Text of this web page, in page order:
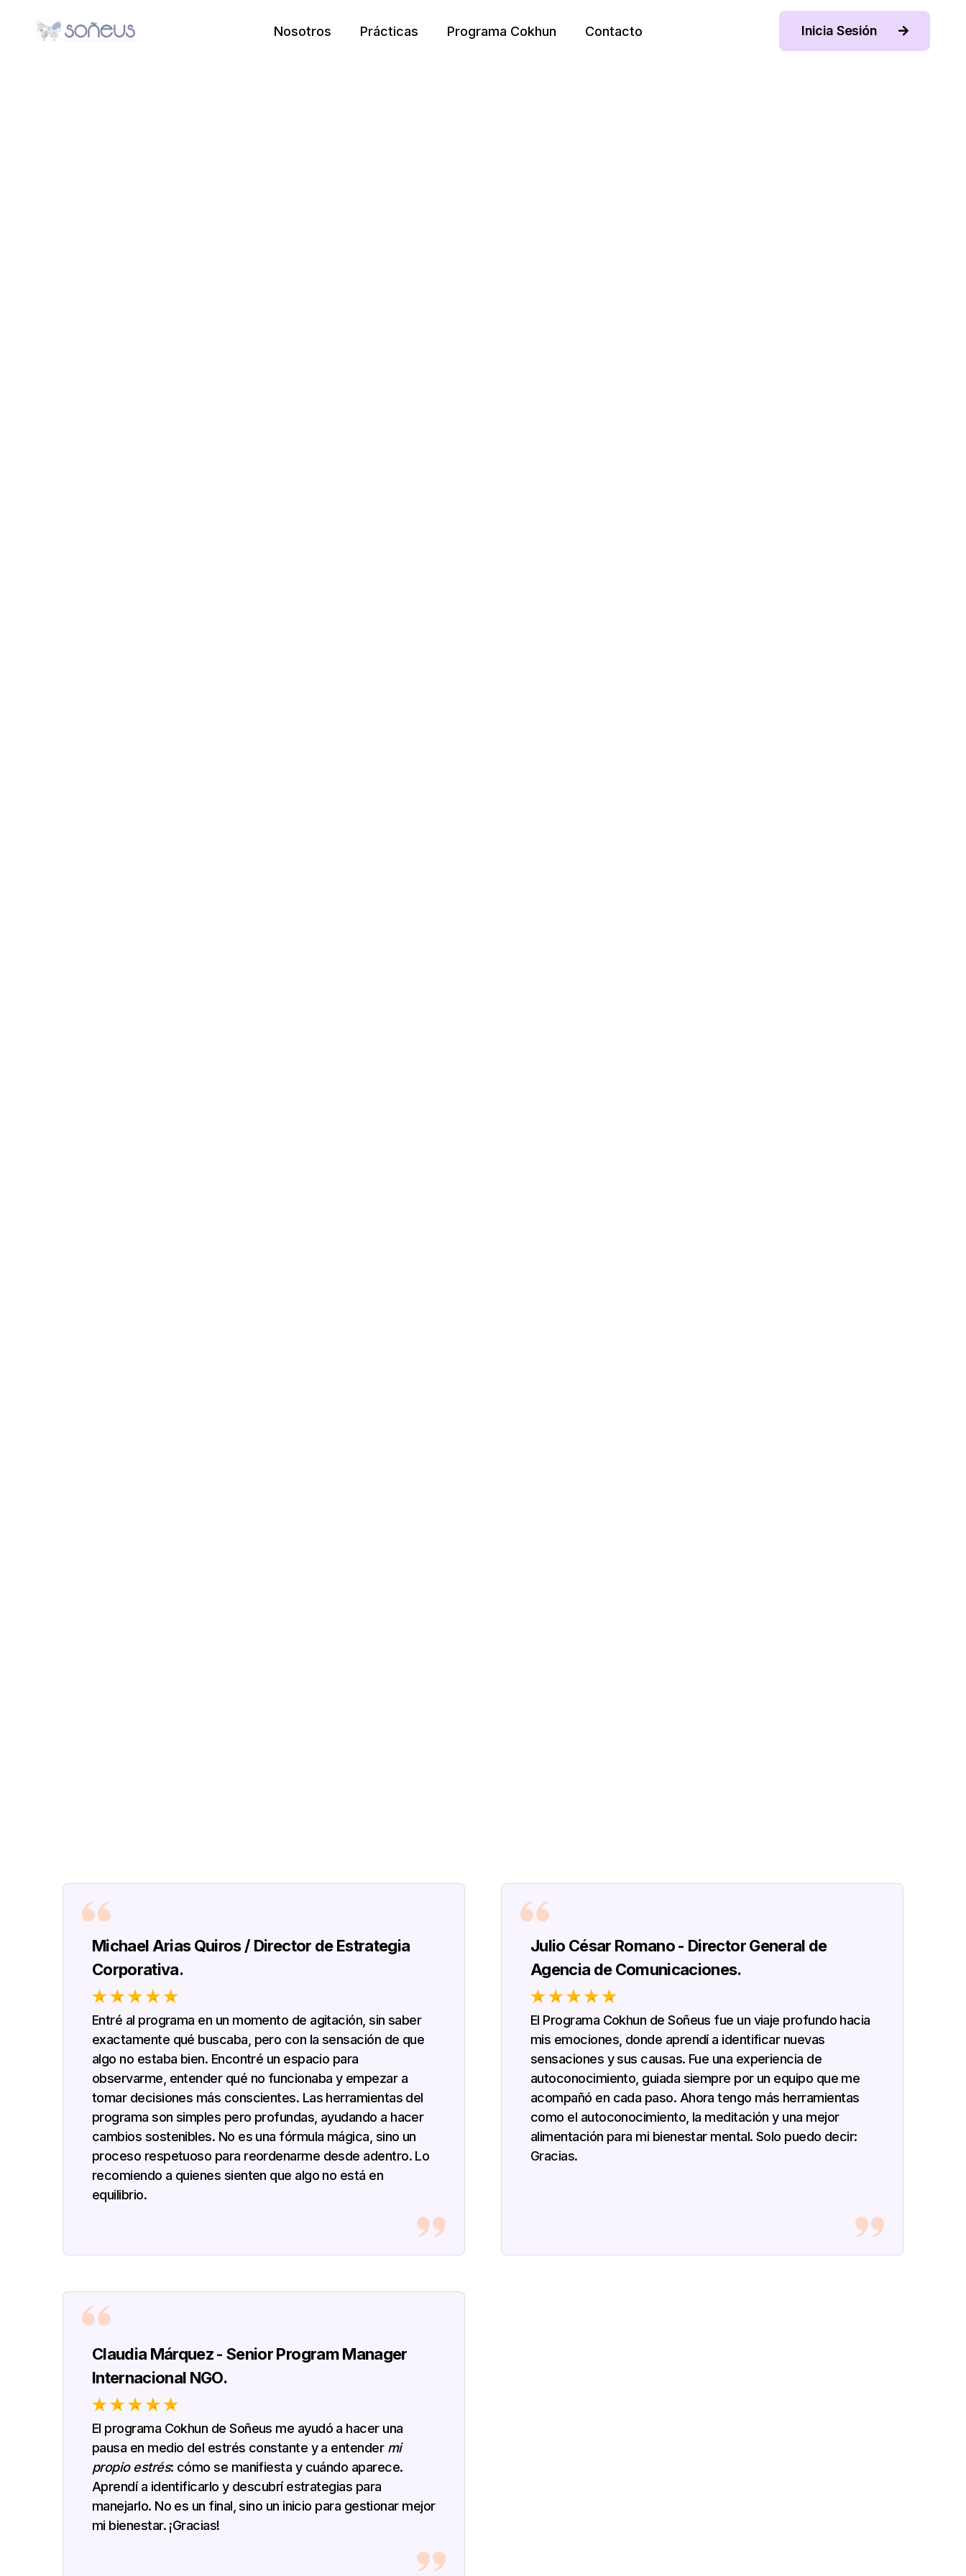
Nosotros Prácticas Programa Cokhun Contacto Inicia Sesión 
Michael Arias Quiros / Director de Estrategia
Corporativa.
Entré al programa en un momento de agitación, sin saber
exactamente qué buscaba, pero con la sensación de que
algo no estaba bien. Encontré un espacio para
observarme, entender qué no funcionaba y empezar a
tomar decisiones más conscientes. Las herramientas del
programa son simples pero profundas, ayudando a hacer
cambios sostenibles. No es una fórmula mágica, sino un
proceso respetuoso para reordenarme desde adentro. Lo
recomiendo a quienes sienten que algo no está en
equilibrio.
Julio César Romano - Director General de
Agencia de Comunicaciones.
El Programa Cokhun de Soñeus fue un viaje profundo hacia
mis emociones, donde aprendí a identificar nuevas
sensaciones y sus causas. Fue una experiencia de
autoconocimiento, guiada siempre por un equipo que me
acompañó en cada paso. Ahora tengo más herramientas
como el autoconocimiento, la meditación y una mejor
alimentación para mi bienestar mental. Solo puedo decir:
Gracias.
Claudia Márquez - Senior Program Manager
Internacional NGO.
El programa Cokhun de Soñeus me ayudó a hacer una
pausa en medio del estrés constante y a entender mi
propio estrés: cómo se manifiesta y cuándo aparece.
Aprendí a identificarlo y descubrí estrategias para
manejarlo. No es un final, sino un inicio para gestionar mejor
mi bienestar. ¡Gracias!